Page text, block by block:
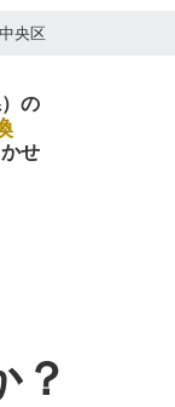
央区
の
せ
？